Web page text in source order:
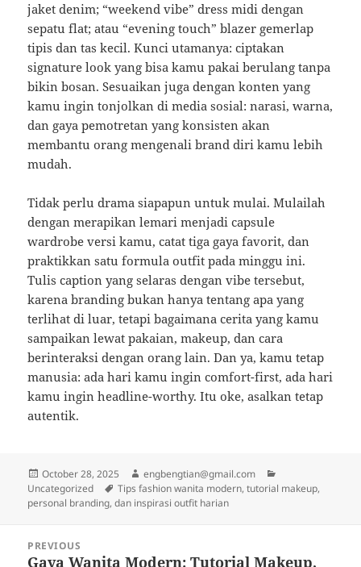
jaket denim; “weekend vibe” dress midi dengan
sepatu flat; atau “evening touch” blazer gemerlap
tipis dan tas kecil. Kunci utamanya: ciptakan
signature look yang bisa kamu pakai berulang tanpa
bikin bosan. Sesuaikan juga dengan konten yang
kamu ingin tonjolkan di media sosial: narasi, warna,
dan gaya pemotretan yang konsisten akan
membantu orang mengenali brand diri kamu lebih
mudah.
Tidak perlu drama siapapun untuk mulai. Mulailah
dengan merapikan lemari menjadi capsule
wardrobe versi kamu, catat tiga gaya favorit, dan
praktikkan satu formula outfit pada minggu ini.
Tulis caption yang selaras dengan vibe tersebut,
karena branding bukan hanya tentang apa yang
terlihat di luar, tetapi bagaimana cerita yang kamu
sampaikan lewat pakaian, makeup, dan cara
berinteraksi dengan orang lain. Dan ya, kamu tetap
manusia: ada hari kamu ingin comfort-first, ada hari
kamu ingin headline-worthy. Itu oke, asalkan tetap
autentik.
Posted
on
October 28, 2025 Author
engbengtian@gmail.com
Uncategorized
Tags
Tips fashion wanita modern, tutorial makeup,
personal branding, dan inspirasi outfit harian
navigation
PREVIOUS
Previous
Gaya Wanita Modern: Tutorial Makeup,